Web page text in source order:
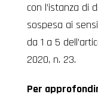
con l’istanza di
sospesa ai
da 1 a 5
2020, n. 23.
Per